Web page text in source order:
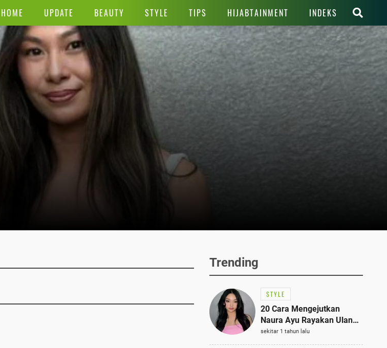
HOME UPDATE BEAUTY STYLE TIPS HIJABTAINMENT INDEKS
Trending
STYLE
20 Cara Mengejutkan
Naura Ayu Rayakan Ulang
Tahun di Panti Asuhan,
Terlihat Anggun dengan
sekitar 1 tahun lalu